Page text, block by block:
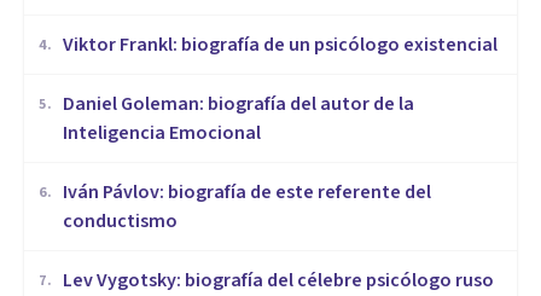
4. Viktor Frankl: biografía de un psicólogo existencial
5.
Daniel Goleman: biografía del autor de la
Inteligencia Emocional
6.
Iván Pávlov: biografía de este referente del
conductismo
7. Lev Vygotsky: biografía del célebre psicólogo ruso